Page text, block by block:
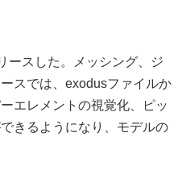
ースした。メッシング、ジ
スでは、exodusファイルか
エレメントの視覚化、ピッ
きるようになり、モデルの